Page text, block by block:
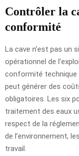
Contrôler la
conformité
La cave n’est pas un
opérationnel de
conformité technique
peut générer des
obligatoires. Les six
traitement des eaux
respect de la
de l’environnement,
travail.